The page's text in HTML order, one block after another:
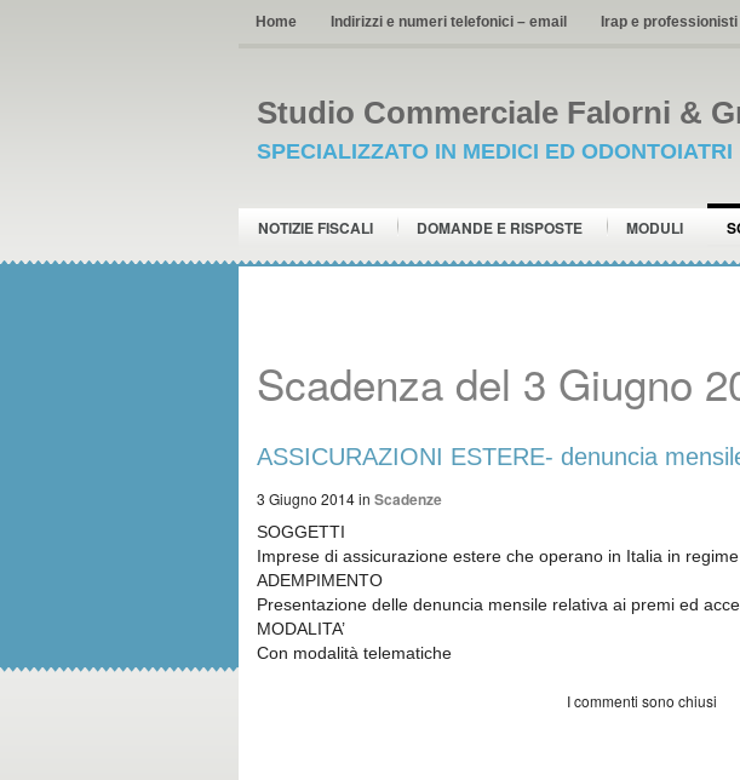
Home Indirizzi e numeri telefonici – email Irap e professionisti
Studio Commerciale Falorni &
SPECIALIZZATO IN MEDICI ED ODONTOIATRI
NOTIZIE FISCALI DOMANDE E RISPOSTE MODULI
Scadenza del 3 Giugno
ASSICURAZIONI ESTERE- denuncia
3 Giugno 2014in Scadenze
SOGGETTI
Imprese di assicurazione estere che operano in Italia in
ADEMPIMENTO
Presentazione delle denuncia mensile relativa ai premi ed
MODALITA’
Con modalità telematiche
I commenti sono chiusi